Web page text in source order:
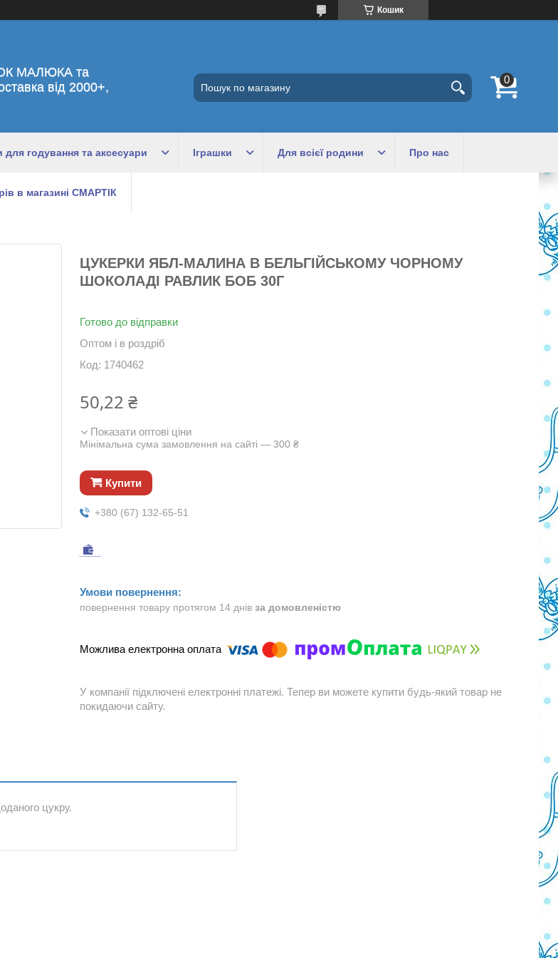
Кошик
МАЛЮКА та
від 2000+,
для годування та аксесуари Іграшки Для всієї родини Про нас
в магазині СМАРТІК
ЦУКЕРКИ ЯБЛ-МАЛИНА В БЕЛЬГІЙСЬКОМУ ЧОРНОМУ
ШОКОЛАДІ РАВЛИК БОБ 30Г
Готово до відправки
Оптом і в роздріб
Код: 1740462
50,22 ₴
Показати оптові ціни
Мінімальна сума замовлення на сайті — 300 ₴
Купити
+380 (67) 132-65-51
повернення товару протягом 14 днів за домовленістю
У компанії підключені електронні платежі. Тепер ви можете купити будь-який товар не
покидаючи сайту.
цукру.